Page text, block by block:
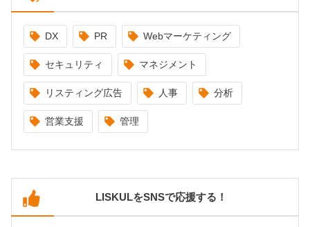
DX PR Webマーケティング
セキュリティ マネジメント
リスティング広告 人事 分析
営業支援 管理
LISKULをSNSで応援する！